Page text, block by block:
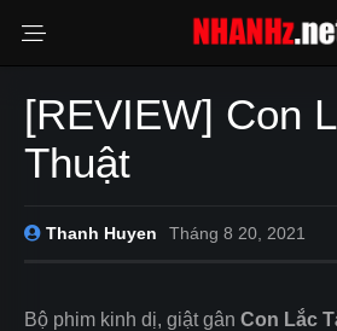
[REVIEW] Con
Thuật
Thanh Huyen Tháng 8 20, 2021
Bộ phim kinh dị, giật gân Con Lắc